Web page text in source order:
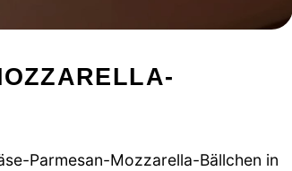
Parmesan-Mozzarella-Bällchen in